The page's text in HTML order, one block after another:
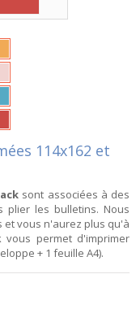
114x162 et
sont associées à des
plier les bulletins. Nous
et vous n'aurez plus qu'à
vous permet d'imprimer
+ 1 feuille A4).